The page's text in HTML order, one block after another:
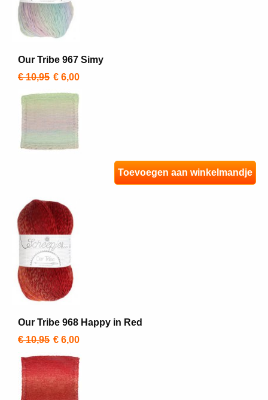
Our Tribe 967 Simy
€ 10,95 € 6,00
Toevoegen aan winkelmandje
Our Tribe 968 Happy in Red
€ 10,95 € 6,00